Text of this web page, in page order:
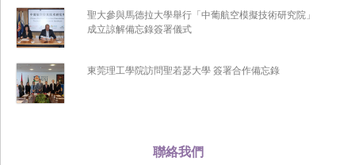
聯絡我們
聖大參與馬德拉大學舉行「中葡航空模擬技術研究院」
成立諒解備忘錄簽署儀式
東莞理工學院訪問聖若瑟大學 簽署合作備忘錄